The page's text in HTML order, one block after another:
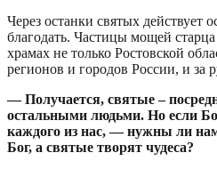
Через останки святых действует
благодать. Частицы мощей
храмах не только Ростовской
регионов и городов России, и за
— Получается, святые –
остальными людьми. Но если
каждого из нас, — нужны ли
Бог, а святые творят чудеса?